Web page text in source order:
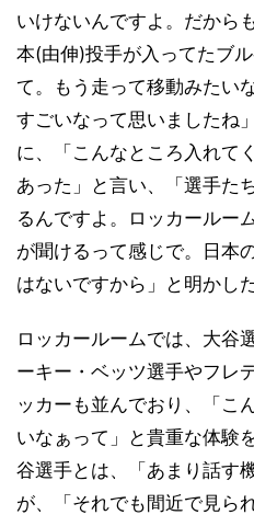
いけないんですよ。だから
本(由伸)投手が入ってたブ
て。もう走って移動みたい
すごいなって思いましたね
に、「こんなところ入れて
あった」と言い、「選手た
るんですよ。ロッカールー
が聞けるって感じで。日本
はないですから」と明かした
ロッカールームでは、大谷
ーキー・ベッツ選手やフレ
ッカーも並んでおり、「こ
いなぁって」と貴重な体験
谷選手とは、「あまり話す
が、「それでも間近で見ら